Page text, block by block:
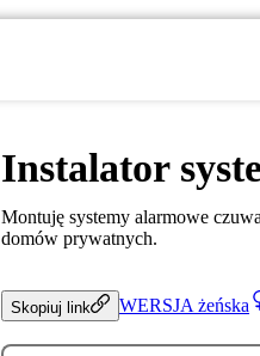
Instalator
Montuję systemy alarmowe
domów prywatnych.
Skopiuj link WERSJA żeńska